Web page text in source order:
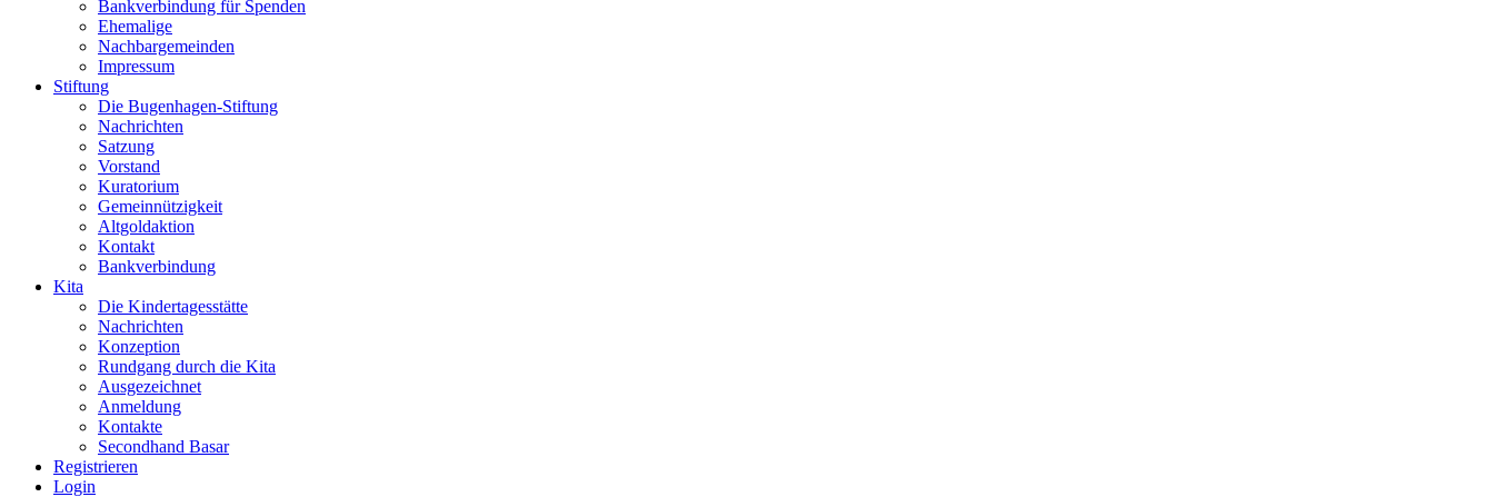
Bankverbindung für Spenden
Ehemalige
Nachbargemeinden
Impressum
Stiftung
Die Bugenhagen-Stiftung
Nachrichten
Satzung
Vorstand
Kuratorium
Gemeinnützigkeit
Altgoldaktion
Kontakt
Bankverbindung
Kita
Die Kindertagesstätte
Nachrichten
Konzeption
Rundgang durch die Kita
Ausgezeichnet
Anmeldung
Kontakte
Secondhand Basar
Registrieren
Login